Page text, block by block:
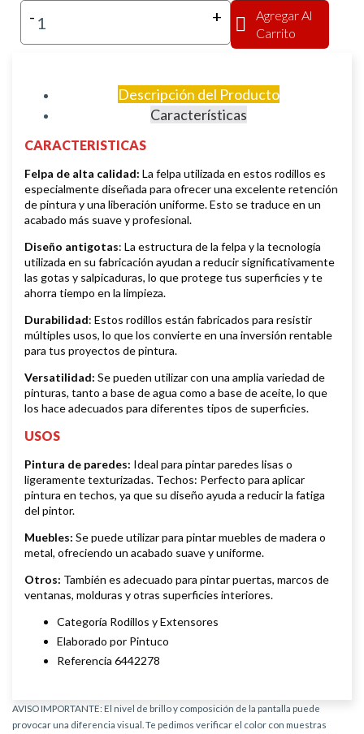
- +
Agregar Al
Carrito
Descripción del Producto
Características
CARACTERISTICAS
Felpa de alta calidad: La felpa utilizada en estos rodillos es
especialmente diseñada para ofrecer una excelente retención
de pintura y una liberación uniforme. Esto se traduce en un
acabado más suave y profesional.
Diseño antigotas: La estructura de la felpa y la tecnología
utilizada en su fabricación ayudan a reducir significativamente
las gotas y salpicaduras, lo que protege tus superficies y te
ahorra tiempo en la limpieza.
Durabilidad: Estos rodillos están fabricados para resistir
múltiples usos, lo que los convierte en una inversión rentable
para tus proyectos de pintura.
Versatilidad: Se pueden utilizar con una amplia variedad de
pinturas, tanto a base de agua como a base de aceite, lo que
los hace adecuados para diferentes tipos de superficies.
USOS
Pintura de paredes: Ideal para pintar paredes lisas o
ligeramente texturizadas. Techos: Perfecto para aplicar
pintura en techos, ya que su diseño ayuda a reducir la fatiga
del pintor.
Muebles: Se puede utilizar para pintar muebles de madera o
metal, ofreciendo un acabado suave y uniforme.
Otros: También es adecuado para pintar puertas, marcos de
ventanas, molduras y otras superficies interiores.
Categoría Rodillos y Extensores
Elaborado por Pintuco
Referencia 6442278
AVISO IMPORTANTE: El nivel de brillo y composición de la pantalla puede
provocar una diferencia visual. Te pedimos verificar el color con muestras